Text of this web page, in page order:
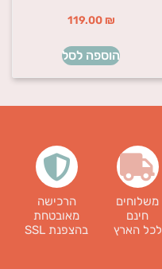
119.00 ₪
הוספה לסל
משלוחים
חינם
לכל הארץ
הרכישה
מאובטחת
בהצפנת SSL